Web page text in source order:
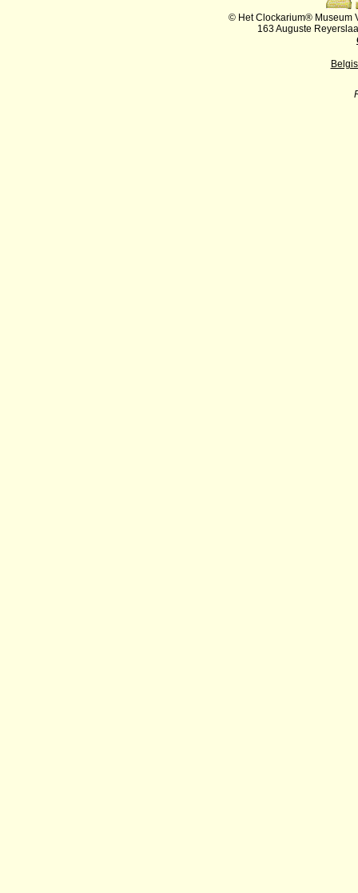
© Het Clockarium® Museum
163 Auguste